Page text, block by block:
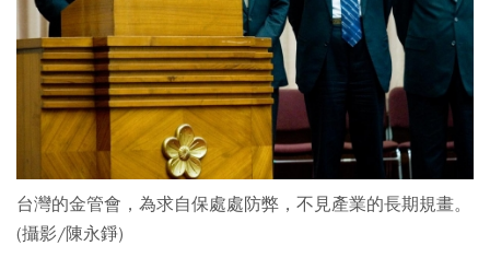
台灣的金管會，為求自保處處防弊，不見產業的長期規畫。
(攝影/陳永錚)